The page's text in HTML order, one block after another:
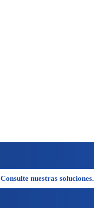
Consulte nuestras soluciones.